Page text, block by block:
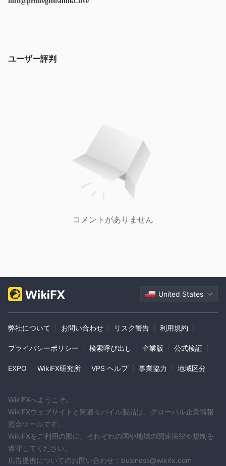
ユーザー評判
コメントがありません
United States
弊社について お問い合わせ リスク警告 利用規約
プライバシーポリシー 検索呼び出し 企業版 公式検証
EXPO WikiFX研究所 VPS ヘルプ 事業協力 地域区分
WikiFXへようこそ。
WikiFXウェブサイトと関連モバイル製品は、グローバル企業情報
照会ツールです。
WikiFXをご利用の際に、それぞれの国や地域の関連法律や規制を
遵守してください。
広告提携についてのお問い合わせ：business@wikifx.com